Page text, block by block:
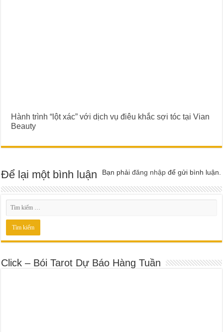
Hành trình “lột xác” với dịch vụ điêu khắc sợi tóc tại Vian
Beauty
Để lại một bình luận Bạn phảiđăng nhập để gửi bình luận.
Click – Bói Tarot Dự Báo Hàng Tuần